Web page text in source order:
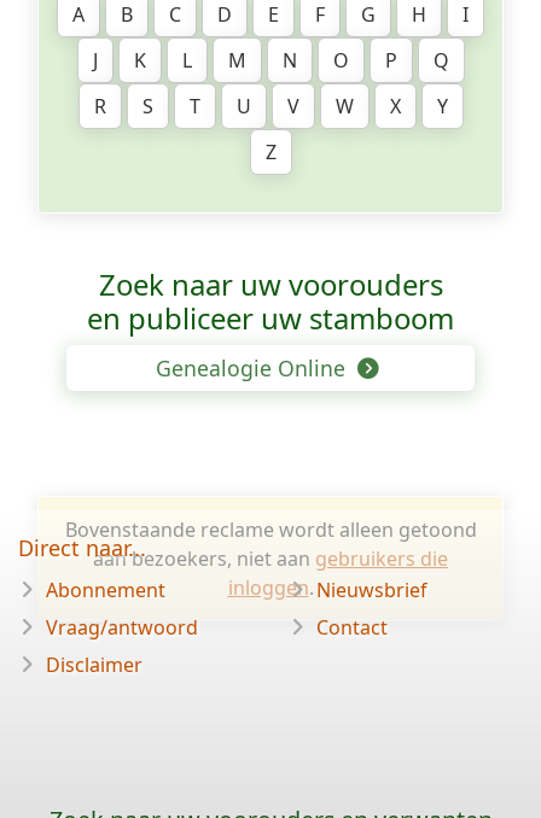
A
B C D E F G H
I
J
K L M N O P
Q
R
S T U V W X
Y
Z
Zoek naar uw voorouders
en publiceer uw stamboom
Genealogie Online
Bovenstaande reclame wordt alleen getoond
aan bezoekers, niet aan gebruikers die
inloggen.
Direct naar...
Abonnement
Vraag/antwoord
Disclaimer
Nieuwsbrief
Contact